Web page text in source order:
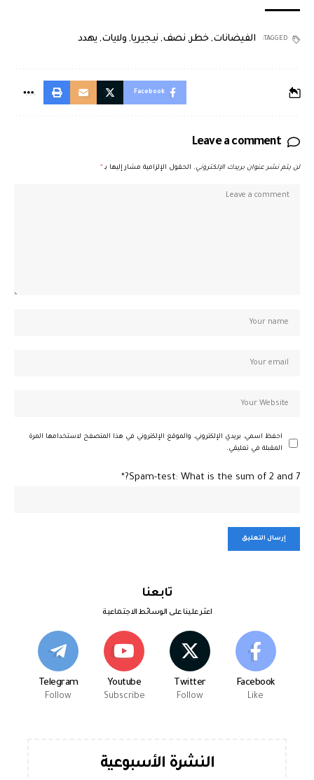
TAGGED: الفيضانات,خطر, نصف, نيجيريا, ولايات, يهدد
Facebook
Leave a comment
لن يتم نشر عنوان بريدك الإلكتروني. الحقول الإلزامية مشار إليها بـ *
احفظ اسمي، بريدي الإلكتروني، والموقع الإلكتروني في هذا المتصفح لاستخدامها المرة
المقبلة في تعليقي.
Spam-test: What is the sum of 2 and 7?*
تابعنا
اعثر علينا على الوسائط الاجتماعية
Facebook
Like
Twitter
Follow
Youtube
Subscribe
Telegram
Follow
النشرة الأسبوعية